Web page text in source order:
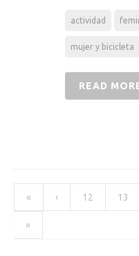
actividad
mujer y bicicleta
READ
« ‹ 12 13
»